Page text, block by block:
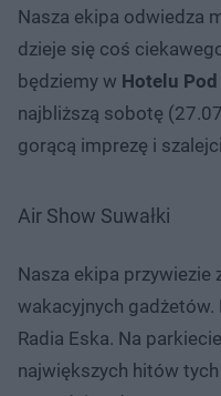
Nasza ekipa odwiedza
dzieje się coś
będziemy w Hotelu
najbliższą sobotę
gorącą imprezę i
Air Show Suwałki
Nasza ekipa przywiezie
wakacyjnych
Radia Eska. Na
największych hitów